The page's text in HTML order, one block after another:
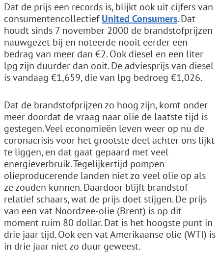
Dat de prijs een records is, blijkt ook uit cijfers van
consumentencollectiefUnited Consumers. Dat
houdt sinds 7 november 2000 de brandstofprijzen
nauwgezet bij en noteerde nooit eerder een
bedrag van meer dan €2. Ook diesel en een liter
lpg zijn duurder dan ooit. De adviesprijs van diesel
is vandaag €1,659, die van lpg bedroeg €1,026.
Dat de brandstofprijzen zo hoog zijn, komt onder
meer doordat de vraag naar olie de laatste tijd is
gestegen. Veel economieën leven weer op nu de
coronacrisis voor het grootste deel achter ons lijkt
te liggen, en dat gaat gepaard met veel
energieverbruik. Tegelijkertijd pompen
olieproducerende landen niet zo veel olie op als
ze zouden kunnen. Daardoor blijft brandstof
relatief schaars, wat de prijs doet stijgen. De prijs
van een vat Noordzee-olie (Brent) is op dit
moment ruim 80 dollar. Dat is het hoogste punt in
drie jaar tijd. Ook een vat Amerikaanse olie (WTI) is
in drie jaar niet zo duur geweest.